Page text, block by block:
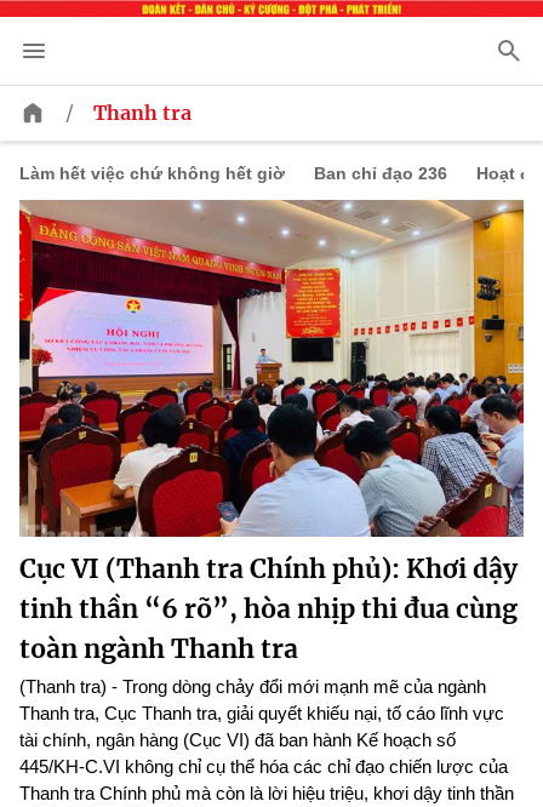
/ Thanh tra
Làm hết việc chứ không hết giờ Ban chỉ đạo 236 Hoạt
Cục VI (Thanh tra Chính phủ): Khơi dậy
tinh thần “6 rõ”, hòa nhịp thi đua cùng
toàn ngành Thanh tra
(Thanh tra) - Trong dòng chảy đổi mới mạnh mẽ của ngành
Thanh tra, Cục Thanh tra, giải quyết khiếu nại, tố cáo lĩnh vực
tài chính, ngân hàng (Cục VI) đã ban hành Kế hoạch số
445/KH-C.VI không chỉ cụ thể hóa các chỉ đạo chiến lược của
Thanh tra Chính phủ mà còn là lời hiệu triệu, khơi dậy tinh thần